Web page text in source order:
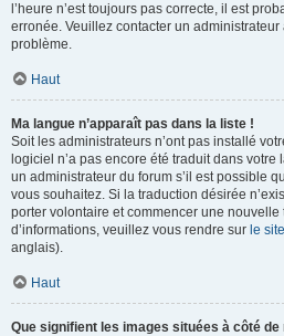
l’heure n’est toujours pas correcte, il est
erronée. Veuillez contacter un
problème.
Haut
Ma langue n’apparaît pas dans la liste !
Soit les administrateurs n’ont pas installé
logiciel n’a pas encore été traduit dans
un administrateur du forum s’il est possible
vous souhaitez. Si la traduction désirée
porter volontaire et commencer une nouvelle
d’informations, veuillez vous rendre sur le
anglais).
Haut
Que signifient les images situées à côté de